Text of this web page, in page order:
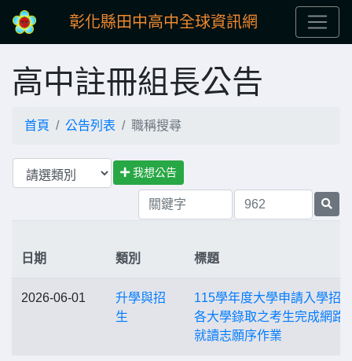
彰化縣田中高中全球資訊網
高中註冊組長公告
首頁 公告列表 職稱搜尋
我想公告
日期 類別 標題
2026-06-01
升學與招
生
115學年度大學申請入學招
各大學錄取之考生完成網路
就讀志願序作業